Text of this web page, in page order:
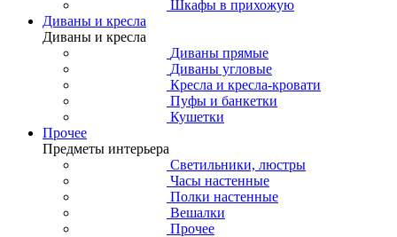
Шкафы в прихожую
Диваны и кресла
Диваны и кресла
Диваны прямые
Диваны угловые
Кресла и кресла-кровати
Пуфы и банкетки
Кушетки
Прочее
Предметы интерьера
Светильники, люстры
Часы настенные
Полки настенные
Вешалки
Прочее